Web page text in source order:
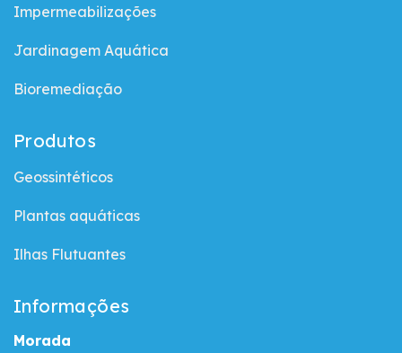
Impermeabilizações
Jardinagem Aquática
Bioremediação
Produtos
Geossintéticos
Plantas aquáticas
Ilhas Flutuantes
Informações
Morada